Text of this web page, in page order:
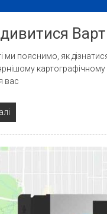
ми пояснимо, як
картографічному
вас